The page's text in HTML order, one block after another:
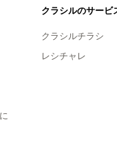
クラシルのサービ
クラシルチラシ
レシチャレ